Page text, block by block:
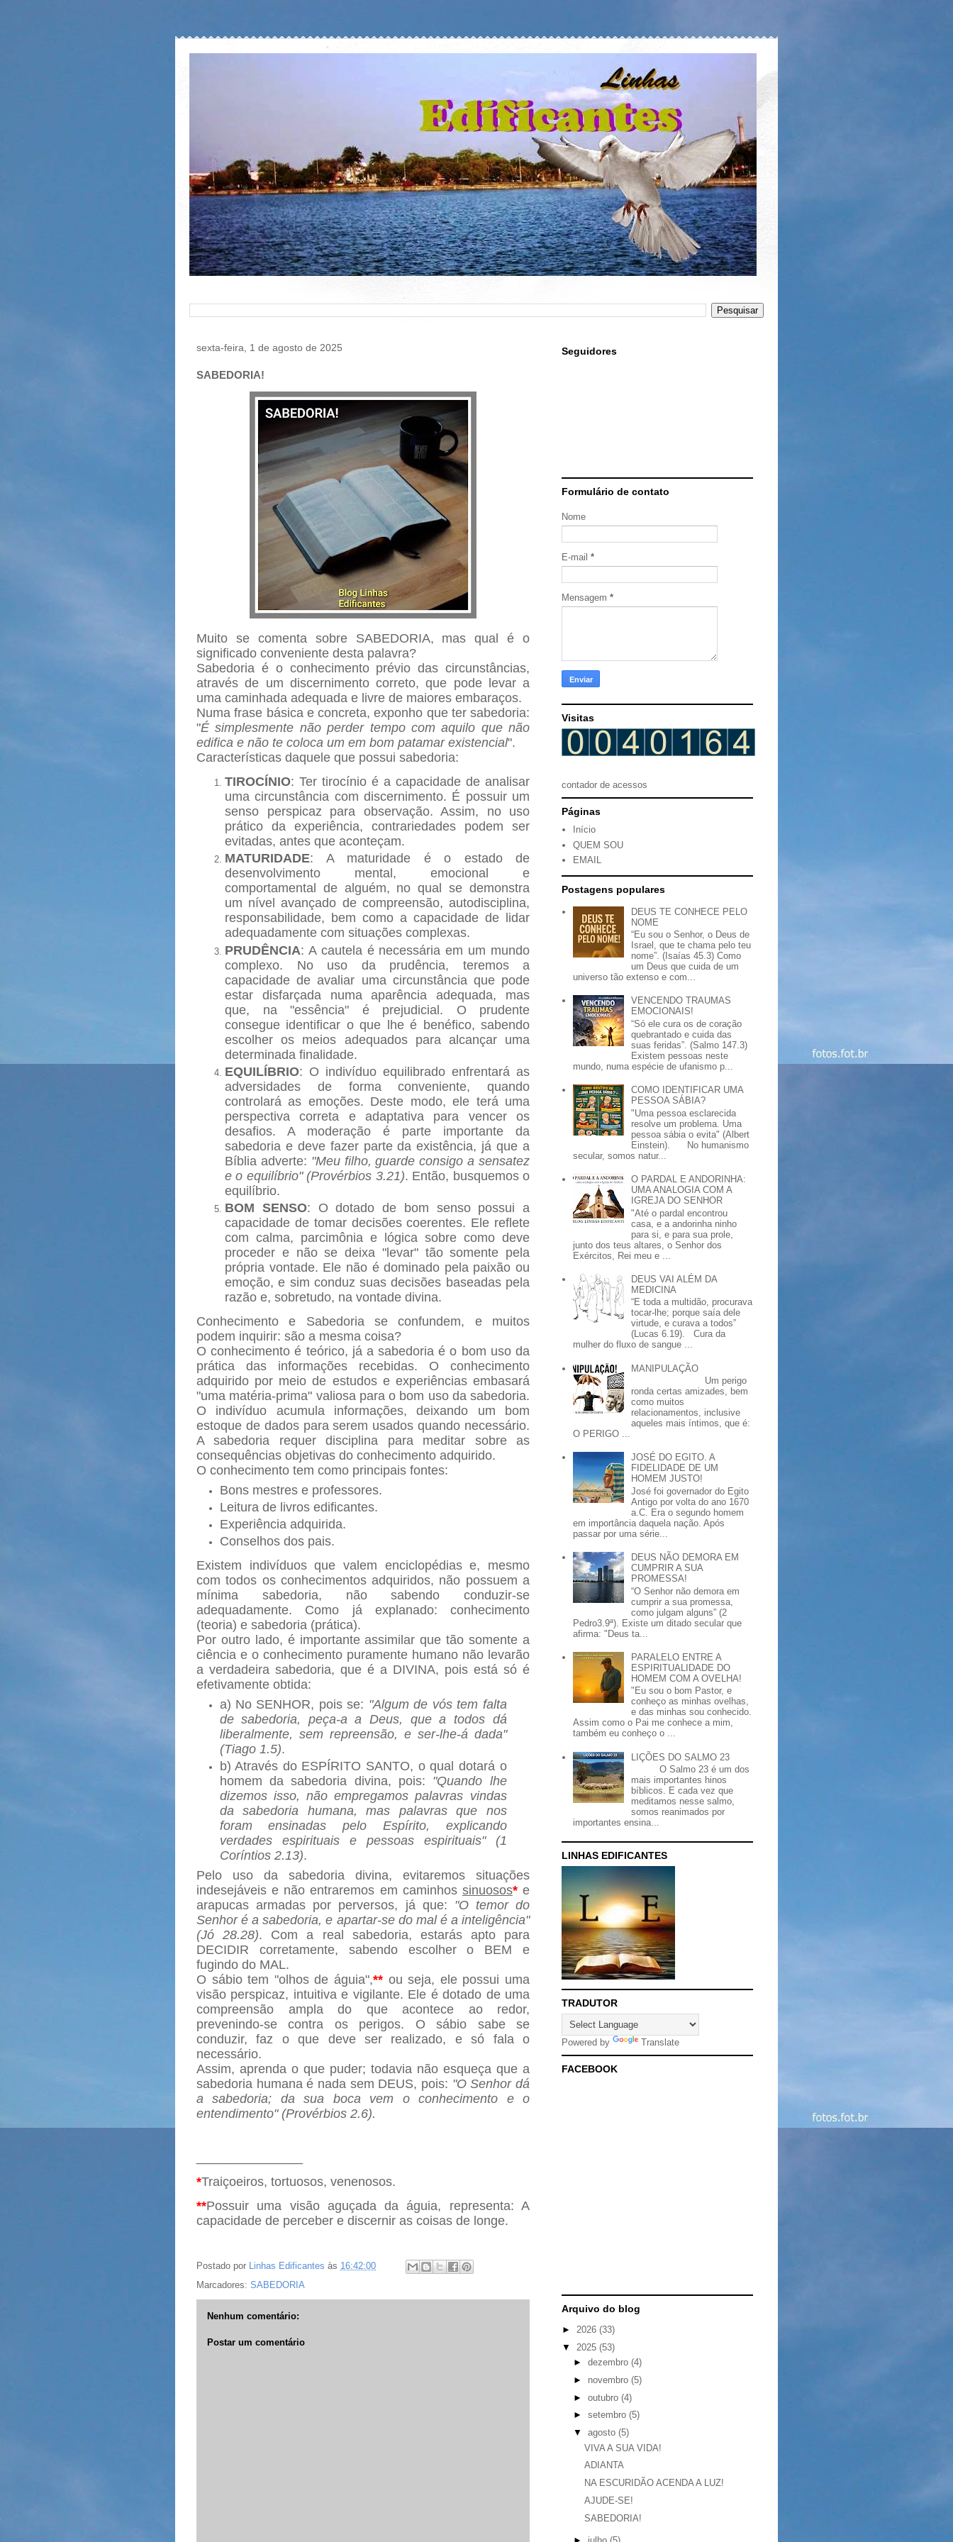
sexta-feira, 1 de agosto de 2025
SABEDORIA!
Muito se comenta sobre SABEDORIA, mas qual é o
significado conveniente desta palavra?
Sabedoria é o conhecimento prévio das circunstâncias,
através de um discernimento correto, que pode levar a
uma caminhada adequada e livre de maiores embaraços.
Numa frase básica e concreta, exponho que ter sabedoria:
"É simplesmente não perder tempo com aquilo que não
edifica e não te coloca um em bom patamar existencial".
Características daquele que possui sabedoria:
TIROCÍNIO: Ter tirocínio é a capacidade de analisar
uma circunstância com discernimento. É possuir um
senso perspicaz para observação. Assim, no uso
prático da experiência, contrariedades podem ser
evitadas, antes que aconteçam.
MATURIDADE: A maturidade é o estado de
desenvolvimento mental, emocional e
comportamental de alguém, no qual se demonstra
um nível avançado de compreensão, autodisciplina,
responsabilidade, bem como a capacidade de lidar
adequadamente com situações complexas.
PRUDÊNCIA: A cautela é necessária em um mundo
complexo. No uso da prudência, teremos a
capacidade de avaliar uma circunstância que pode
estar disfarçada numa aparência adequada, mas
que, na "essência" é prejudicial. O prudente
consegue identificar o que lhe é benéfico, sabendo
escolher os meios adequados para alcançar uma
determinada finalidade.
EQUILÍBRIO: O indivíduo equilibrado enfrentará as
adversidades de forma conveniente, quando
controlará as emoções. Deste modo, ele terá uma
perspectiva correta e adaptativa para vencer os
desafios. A moderação é parte importante da
sabedoria e deve fazer parte da existência, já que a
Bíblia adverte: "Meu filho, guarde consigo a sensatez
e o equilíbrio" (Provérbios 3.21). Então, busquemos o
equilíbrio.
BOM SENSO: O dotado de bom senso possui a
capacidade de tomar decisões coerentes. Ele reflete
com calma, parcimônia e lógica sobre como deve
proceder e não se deixa "levar" tão somente pela
própria vontade. Ele não é dominado pela paixão ou
emoção, e sim conduz suas decisões baseadas pela
razão e, sobretudo, na vontade divina.
Conhecimento e Sabedoria se confundem, e muitos
podem inquirir: são a mesma coisa?
O conhecimento é teórico, já a sabedoria é o bom uso da
prática das informações recebidas. O conhecimento
adquirido por meio de estudos e experiências embasará
"uma matéria-prima" valiosa para o bom uso da sabedoria.
O indivíduo acumula informações, deixando um bom
estoque de dados para serem usados quando necessário.
A sabedoria requer disciplina para meditar sobre as
consequências objetivas do conhecimento adquirido.
O conhecimento tem como principais fontes:
Bons mestres e professores.
Leitura de livros edificantes.
Experiência adquirida.
Conselhos dos pais.
Existem indivíduos que valem enciclopédias e, mesmo
com todos os conhecimentos adquiridos, não possuem a
mínima sabedoria, não sabendo conduzir-se
adequadamente. Como já explanado: conhecimento
(teoria) e sabedoria (prática).
Por outro lado, é importante assimilar que tão somente a
ciência e o conhecimento puramente humano não levarão
a verdadeira sabedoria, que é a DIVINA, pois está só é
efetivamente obtida:
a) No SENHOR, pois se: "Algum de vós tem falta
de sabedoria, peça-a a Deus, que a todos dá
liberalmente, sem repreensão, e ser-lhe-á dada"
(Tiago 1.5).
b) Através do ESPÍRITO SANTO, o qual dotará o
homem da sabedoria divina, pois: "Quando lhe
dizemos isso, não empregamos palavras vindas
da sabedoria humana, mas palavras que nos
foram ensinadas pelo Espírito, explicando
verdades espirituais e pessoas espirituais" (1
Coríntios 2.13).
Pelo uso da sabedoria divina, evitaremos situações
indesejáveis e não entraremos em caminhos sinuosos*e
arapucas armadas por perversos, já que: "O temor do
Senhor é a sabedoria, e apartar-se do mal é a inteligência"
(Jó 28.28). Com a real sabedoria, estarás apto para
DECIDIR corretamente, sabendo escolher o BEM e
fugindo do MAL.
O sábio tem "olhos de águia",** ou seja, ele possui uma
visão perspicaz, intuitiva e vigilante. Ele é dotado de uma
compreensão ampla do que acontece ao redor,
prevenindo-se contra os perigos. O sábio sabe se
conduzir, faz o que deve ser realizado, e só fala o
necessário.
Assim, aprenda o que puder; todavia não esqueça que a
sabedoria humana é nada sem DEUS, pois: "O Senhor dá
a sabedoria; da sua boca vem o conhecimento e o
entendimento" (Provérbios 2.6).
*Traiçoeiros, tortuosos, venenosos.
**Possuir uma visão aguçada da águia, representa: A
capacidade de perceber e discernir as coisas de longe.
Postado por Linhas Edificantes às 16:42:00
Marcadores: SABEDORIA
Nenhum comentário:
Postar um comentário
Seguidores
Formulário de contato
Nome
E-mail *
Mensagem *
Visitas
contador de acessos
Páginas
Início
QUEM SOU
EMAIL
Postagens populares
DEUS TE CONHECE PELO
NOME
“Eu sou o Senhor, o Deus de
Israel, que te chama pelo teu
nome”. (Isaías 45.3) Como
um Deus que cuida de um
universo tão extenso e com...
VENCENDO TRAUMAS
EMOCIONAIS!
“Só ele cura os de coração
quebrantado e cuida das
suas feridas”. (Salmo 147.3)
Existem pessoas neste
mundo, numa espécie de ufanismo p...
COMO IDENTIFICAR UMA
PESSOA SÁBIA?
"Uma pessoa esclarecida
resolve um problema. Uma
pessoa sábia o evita" (Albert
Einstein). No humanismo
secular, somos natur...
O PARDAL E ANDORINHA:
UMA ANALOGIA COM A
IGREJA DO SENHOR
"Até o pardal encontrou
casa, e a andorinha ninho
para si, e para sua prole,
junto dos teus altares, o Senhor dos
Exércitos, Rei meu e ...
DEUS VAI ALÉM DA
MEDICINA
“E toda a multidão, procurava
tocar-lhe; porque saía dele
virtude, e curava a todos”
(Lucas 6.19). Cura da
mulher do fluxo de sangue ...
MANIPULAÇÃO
Um perigo
ronda certas amizades, bem
como muitos
relacionamentos, inclusive
aqueles mais íntimos, que é:
O PERIGO ...
JOSÉ DO EGITO. A
FIDELIDADE DE UM
HOMEM JUSTO!
José foi governador do Egito
Antigo por volta do ano 1670
a.C. Era o segundo homem
em importância daquela nação. Após
passar por uma série...
DEUS NÃO DEMORA EM
CUMPRIR A SUA
PROMESSA!
“O Senhor não demora em
cumprir a sua promessa,
como julgam alguns” (2
Pedro3.9ª). Existe um ditado secular que
afirma: "Deus ta...
PARALELO ENTRE A
ESPIRITUALIDADE DO
HOMEM COM A OVELHA!
"Eu sou o bom Pastor, e
conheço as minhas ovelhas,
e das minhas sou conhecido.
Assim como o Pai me conhece a mim,
também eu conheço o ...
LIÇÕES DO SALMO 23
O Salmo 23 é um dos
mais importantes hinos
bíblicos. E cada vez que
meditamos nesse salmo,
somos reanimados por
importantes ensina...
LINHAS EDIFICANTES
TRADUTOR
Powered by Translate
FACEBOOK
Arquivo do blog
► 2026 (33)
▼ 2025 (53)
► dezembro (4)
► novembro (5)
► outubro (4)
► setembro (5)
▼ agosto (5)
VIVA A SUA VIDA!
ADIANTA
NA ESCURIDÃO ACENDA A LUZ!
AJUDE-SE!
SABEDORIA!